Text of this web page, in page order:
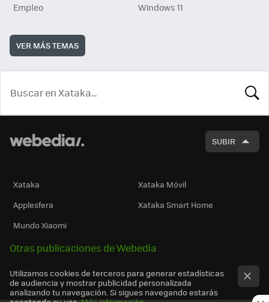
Empleo
Windows 11
VER MÁS TEMAS
SUBIR
Xataka
Xataka Móvil
Applesfera
Xataka Smart Home
Mundo Xiaomi
Otras publicaciones de Webedia
Utilizamos cookies de terceros para generar estadísticas
de audiencia y mostrar publicidad personalizada
analizando tu navegación. Si sigues navegando estarás